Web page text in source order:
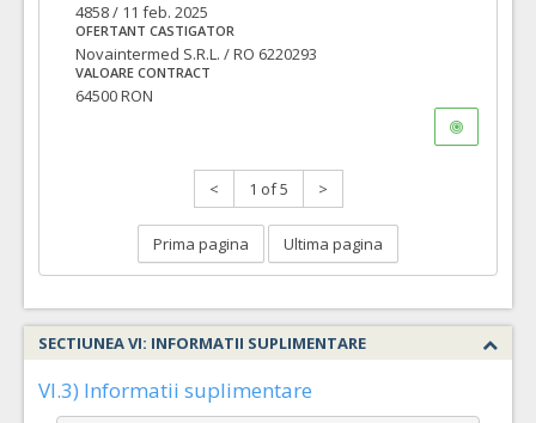
4858 / 11 feb. 2025
OFERTANT CASTIGATOR
Novaintermed S.R.L. / RO 6220293
VALOARE CONTRACT
64500 RON
< 1 of 5 >
Prima pagina Ultima pagina
SECTIUNEA VI: INFORMATII SUPLIMENTARE
VI.3) Informatii suplimentare